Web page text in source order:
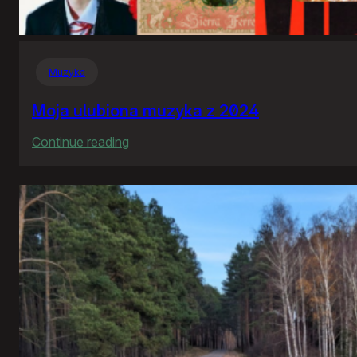
Muzyka
Moja ulubiona muzyka z 2024
Continue reading
ulubiona
muzyka
z
2024